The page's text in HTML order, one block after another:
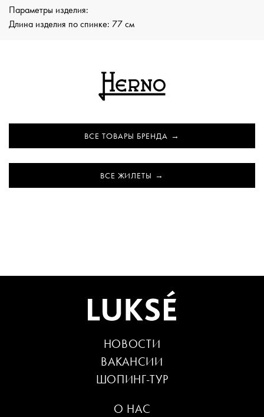
Параметры изделия:
Длина изделия по спинке: 77 см
ВСЕ ТОВАРЫ БРЕНДА
ВСЕ ЖИЛЕТЫ
О НАС
НОВОСТИ
ВАКАНСИИ
ШОПИНГ-ТУР